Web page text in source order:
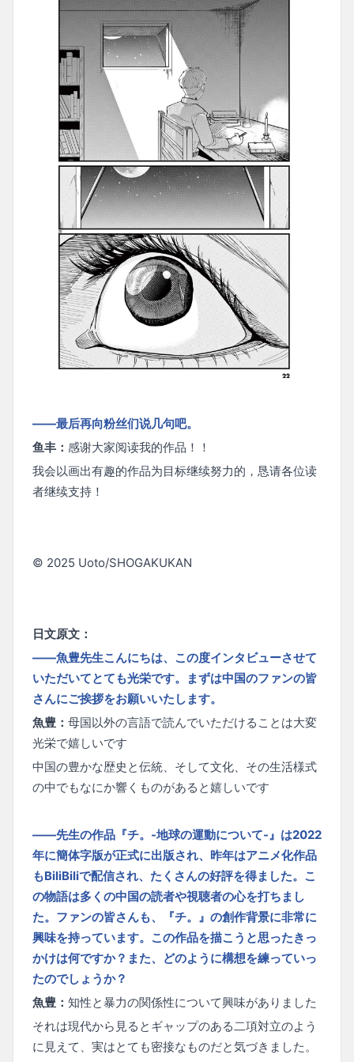
——最后再向粉丝们说几句吧。
鱼丰： 感谢大家阅读我的作品！！
我会以画出有趣的作品为目标继续努力的，恳请各位读
者继续支持！
© 2025 Uoto/SHOGAKUKAN
日文原文：
——魚豊先生こんにちは、この度インタビューさせて
いただいてとても光栄です。まずは中国のファンの皆
さんにご挨拶をお願いいたします。
魚豊： 母国以外の言語で読んでいただけることは大変
光栄で嬉しいです
中国の豊かな歴史と伝統、そして文化、その生活様式
の中でもなにか響くものがあると嬉しいです
——先生の作品『チ。-地球の運動について-』は2022
年に簡体字版が正式に出版され、昨年はアニメ化作品
もBiliBiliで配信され、たくさんの好評を得ました。こ
の物語は多くの中国の読者や視聴者の心を打ちまし
た。ファンの皆さんも、『チ。』の創作背景に非常に
興味を持っています。この作品を描こうと思ったきっ
かけは何ですか？また、どのように構想を練っていっ
たのでしょうか？
魚豊： 知性と暴力の関係性について興味がありました
それは現代から見るとギャップのある二項対立のよう
に見えて、実はとても密接なものだと気づきました。